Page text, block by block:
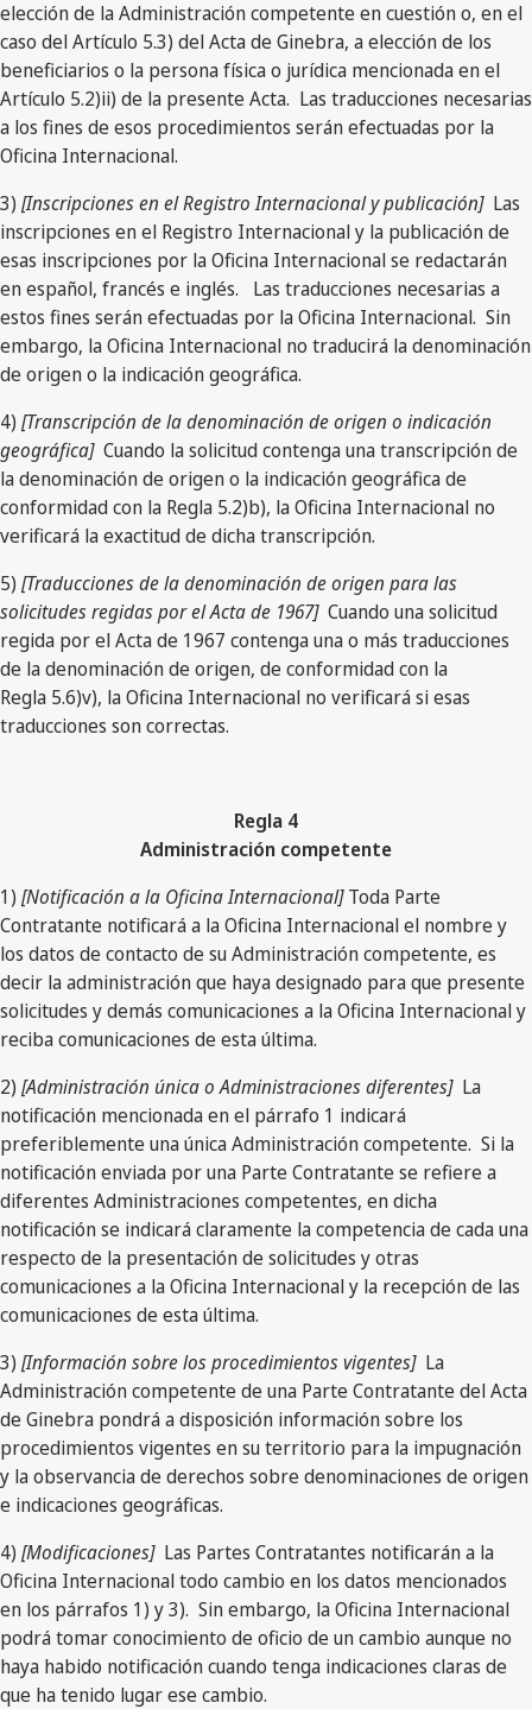
elección de la Administración competente en cuestión o, en el
caso del Artículo 5.3) del Acta de Ginebra, a elección de los
beneficiarios o la persona física o jurídica mencionada en el
Artículo 5.2)ii) de la presente Acta. Las traducciones necesarias
a los fines de esos procedimientos serán efectuadas por la
Oficina Internacional.
3) [Inscripciones en el Registro Internacional y publicación]Las
inscripciones en el Registro Internacional y la publicación de
esas inscripciones por la Oficina Internacional se redactarán
en español, francés e inglés. Las traducciones necesarias a
estos fines serán efectuadas por la Oficina Internacional. Sin
embargo, la Oficina Internacional no traducirá la denominación
de origen o la indicación geográfica.
4) [Transcripción de la denominación de origen o indicación
geográfica]Cuando la solicitud contenga una transcripción de
la denominación de origen o la indicación geográfica de
conformidad con la Regla 5.2)b), la Oficina Internacional no
verificará la exactitud de dicha transcripción.
5) [Traducciones de la denominación de origen para las
solicitudes regidas por el Acta de 1967]Cuando una solicitud
regida por el Acta de 1967 contenga una o más traducciones
de la denominación de origen, de conformidad con la
Regla 5.6)v), la Oficina Internacional no verificará si esas
traducciones son correctas.
Regla 4
Administración competente
1) [Notificación a la Oficina Internacional]Toda Parte
Contratante notificará a la Oficina Internacional el nombre y
los datos de contacto de su Administración competente, es
decir la administración que haya designado para que presente
solicitudes y demás comunicaciones a la Oficina Internacional y
reciba comunicaciones de esta última.
2) [Administración única o Administraciones diferentes]La
notificación mencionada en el párrafo 1 indicará
preferiblemente una única Administración competente. Si la
notificación enviada por una Parte Contratante se refiere a
diferentes Administraciones competentes, en dicha
notificación se indicará claramente la competencia de cada una
respecto de la presentación de solicitudes y otras
comunicaciones a la Oficina Internacional y la recepción de las
comunicaciones de esta última.
3) [Información sobre los procedimientos vigentes]La
Administración competente de una Parte Contratante del Acta
de Ginebra pondrá a disposición información sobre los
procedimientos vigentes en su territorio para la impugnación
y la observancia de derechos sobre denominaciones de origen
e indicaciones geográficas.
4) [Modificaciones]Las Partes Contratantes notificarán a la
Oficina Internacional todo cambio en los datos mencionados
en los párrafos 1) y 3). Sin embargo, la Oficina Internacional
podrá tomar conocimiento de oficio de un cambio aunque no
haya habido notificación cuando tenga indicaciones claras de
que ha tenido lugar ese cambio.